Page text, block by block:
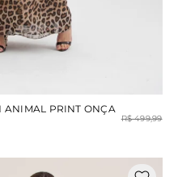
ANIMAL PRINT ONÇA
R$ 499,99